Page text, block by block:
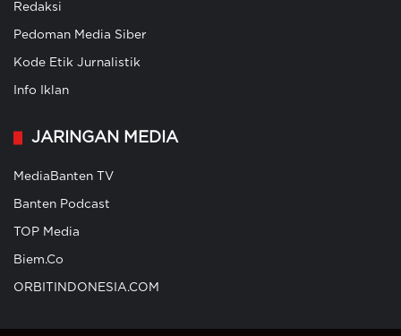
Redaksi
Pedoman Media Siber
Kode Etik Jurnalistik
Info Iklan
JARINGAN MEDIA
MediaBanten TV
Banten Podcast
TOP Media
Biem.Co
ORBITINDONESIA.COM